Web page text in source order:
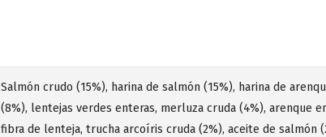
Salmón crudo (15%), harina de salmón (15%), harina de
(8%), lentejas verdes enteras, merluza cruda (4%), arenque
fibra de lenteja, trucha arcoíris cruda (2%), aceite de salmón